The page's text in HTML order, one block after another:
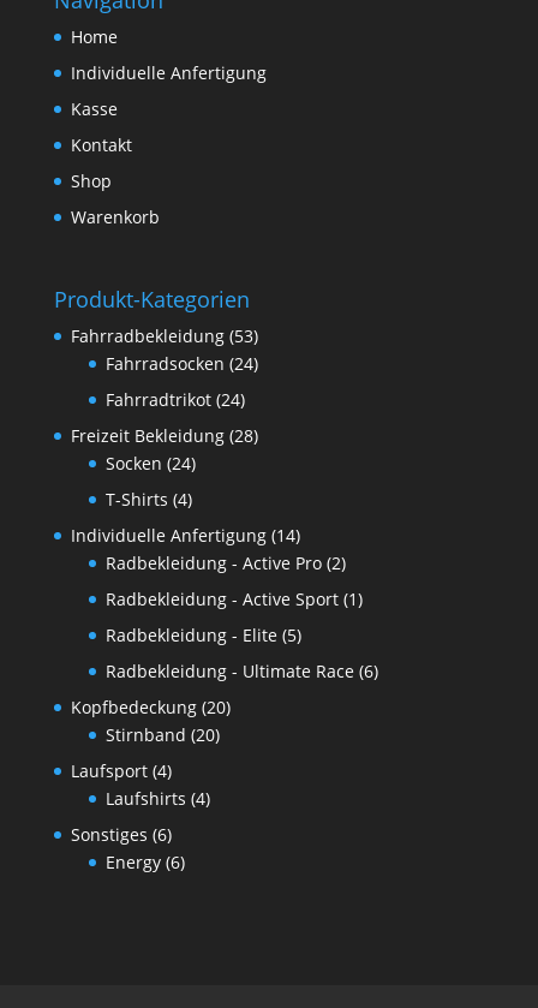
Home
Individuelle Anfertigung
Kasse
Kontakt
Shop
Warenkorb
Produkt-Kategorien
Fahrradbekleidung (53)
Fahrradsocken (24)
Fahrradtrikot (24)
Freizeit Bekleidung (28)
Socken (24)
T-Shirts (4)
Individuelle Anfertigung (14)
Radbekleidung - Active Pro (2)
Radbekleidung - Active Sport (1)
Radbekleidung - Elite (5)
Radbekleidung - Ultimate Race (6)
Kopfbedeckung (20)
Stirnband (20)
Laufsport (4)
Laufshirts (4)
Sonstiges (6)
Energy (6)